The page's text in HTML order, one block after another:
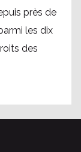
près de
les dix
des